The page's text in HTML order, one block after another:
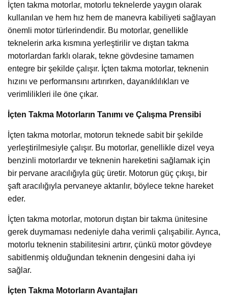
İçten takma motorlar, motorlu teknelerde yaygın olarak
kullanılan ve hem hız hem de manevra kabiliyeti sağlayan
önemli motor türlerindendir. Bu motorlar, genellikle
teknelerin arka kısmına yerleştirilir ve dıştan takma
motorlardan farklı olarak, tekne gövdesine tamamen
entegre bir şekilde çalışır. İçten takma motorlar, teknenin
hızını ve performansını artırırken, dayanıklılıkları ve
verimlilikleri ile öne çıkar.
İçten Takma Motorların Tanımı ve Çalışma Prensibi
İçten takma motorlar, motorun teknede sabit bir şekilde
yerleştirilmesiyle çalışır. Bu motorlar, genellikle dizel veya
benzinli motorlardır ve teknenin hareketini sağlamak için
bir pervane aracılığıyla güç üretir. Motorun güç çıkışı, bir
şaft aracılığıyla pervaneye aktarılır, böylece tekne hareket
eder.
İçten takma motorlar, motorun dıştan bir takma ünitesine
gerek duymaması nedeniyle daha verimli çalışabilir. Ayrıca,
motorlu teknenin stabilitesini artırır, çünkü motor gövdeye
sabitlenmiş olduğundan teknenin dengesini daha iyi
sağlar.
İçten Takma Motorların Avantajları